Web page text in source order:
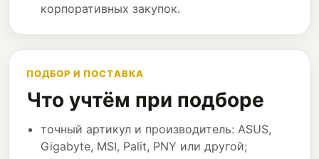
корпоративных закупок.
ПОДБОР И ПОСТАВКА
Что учтём при подборе
точный артикул и производитель: ASUS,
Gigabyte, MSI, Palit, PNY или другой;